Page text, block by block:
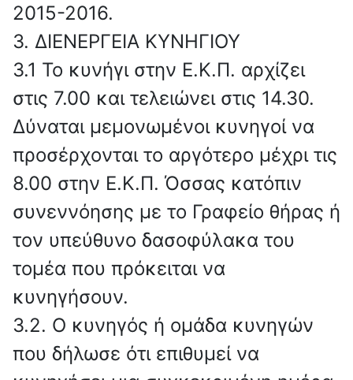
2015-2016.
3. ΔΙΕΝΕΡΓΕΙΑ ΚΥΝΗΓΙΟΥ
3.1 Το κυνήγι στην Ε.Κ.Π. αρχίζει
στις 7.00 και τελειώνει στις 14.30.
Δύναται μεμονωμένοι κυνηγοί να
προσέρχονται το αργότερο μέχρι τις
8.00 στην Ε.Κ.Π. Όσσας κατόπιν
συνεννόησης με το Γραφείο θήρας ή
τον υπεύθυνο δασοφύλακα του
τομέα που πρόκειται να
κυνηγήσουν.
3.2. Ο κυνηγός ή ομάδα κυνηγών
που δήλωσε ότι επιθυμεί να